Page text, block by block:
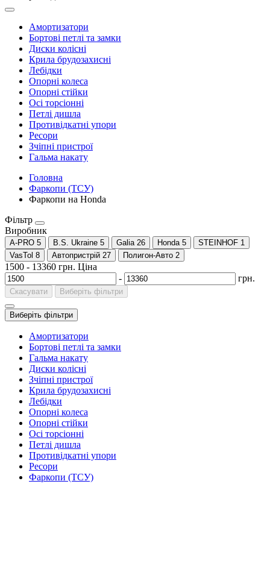
Амортизатори
Бортові петлі та замки
Диски колісні
Крила брудозахисні
Лебідки
Опорні колеса
Опорні стійки
Осі торсіонні
Петлі дишла
Противідкатні упори
Ресори
Зчіпні пристрої
Гальма накату
Головна
Фаркопи (ТСУ)
Фаркопи на Honda
Фільтр
Виробник
A-PRO 5 B.S. Ukraine 5 Galia 26 Honda 5 STEINHOF 1
VasTol 8 Автопристрій 27 Полигон-Авто 2
1500 - 13360 грн. Ціна
-
грн.
Скасувати Виберіть фільтри
Виберіть фільтри
Амортизатори
Бортові петлі та замки
Гальма накату
Диски колісні
Зчіпні пристрої
Крила брудозахисні
Лебідки
Опорні колеса
Опорні стійки
Осі торсіонні
Петлі дишла
Противідкатні упори
Ресори
Фаркопи (ТСУ)